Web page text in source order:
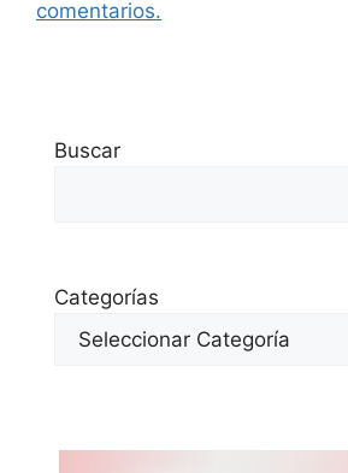
comentarios.
Buscar
Categorías